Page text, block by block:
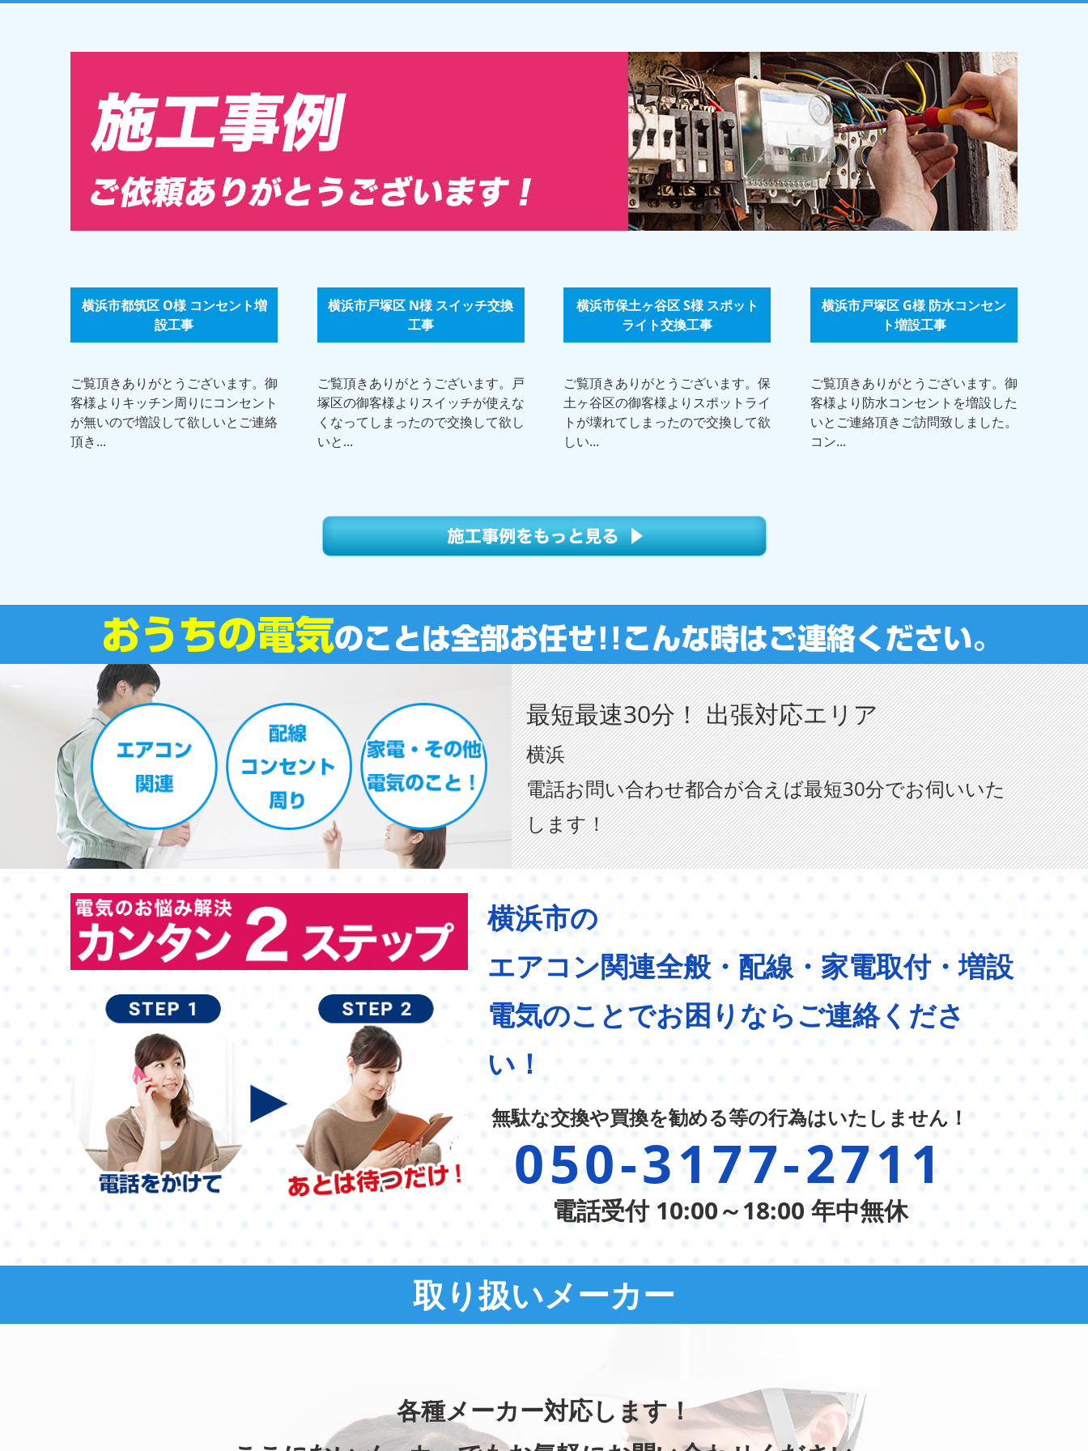
横浜市都筑区 O様 コンセント増
設工事
ご覧頂きありがとうございます。御
客様よりキッチン周りにコンセント
が無いので増設して欲しいとご連絡
頂き...
横浜市戸塚区 N様 スイッチ交換
工事
ご覧頂きありがとうございます。戸
塚区の御客様よりスイッチが使えな
くなってしまったので交換して欲し
いと...
横浜市保土ヶ谷区 S様 スポット
ライト交換工事
ご覧頂きありがとうございます。保
土ヶ谷区の御客様よりスポットライ
トが壊れてしまったので交換して欲
しい...
横浜市戸塚区 G様 防水コンセン
ト増設工事
ご覧頂きありがとうございます。御
客様より防水コンセントを増設した
いとご連絡頂きご訪問致しました。
コン...
最短最速30分！ 出張対応エリア
横浜
電話お問い合わせ都合が合えば最短30分でお伺いいた
します！
横浜市の
エアコン関連全般・配線・家電取付・増設
電気のことでお困りならご連絡くださ
い！
無駄な交換や買換を勧める等の行為はいたしません！
050-3177-2711
電話受付 10:00～18:00 年中無休
取り扱いメーカー
各種メーカー対応します！